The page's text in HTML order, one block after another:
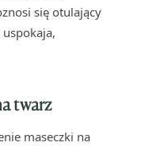
się otulający
twarz
maseczki na